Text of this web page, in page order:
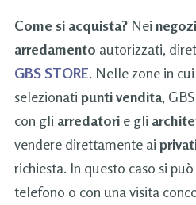
Come si acquista? Nei
arredamento autorizzati,
GBS STORE. Nelle zone in
selezionati punti vendita,
con gli arredatori e gli
vendere direttamente ai
richiesta. In questo caso si
telefono o con una visita